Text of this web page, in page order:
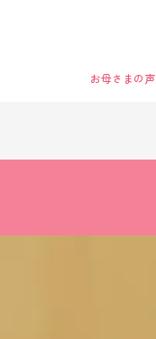
お母さまの声